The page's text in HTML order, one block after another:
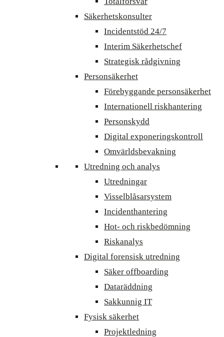
Säkerhetskonsulter
Incidentstöd 24/7
Interim Säkerhetschef
Strategisk rådgivning
Personsäkerhet
Förebyggande personsäkerhet
Internationell riskhantering
Personskydd
Digital exponeringskontroll
Omvärldsbevakning
Utredning och analys
Utredningar
Visselblåsarsystem
Incidenthantering
Hot- och riskbedömning
Riskanalys
Digital forensisk utredning
Säker offboarding
Dataräddning
Sakkunnig IT
Fysisk säkerhet
Projektledning